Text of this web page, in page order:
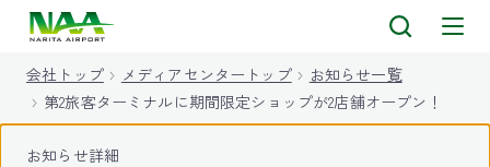
会社トップ メディアセンタートップ
お知らせ一覧
第2旅客ターミナルに期間限定ショップが2店舗オープン！
お知らせ詳細